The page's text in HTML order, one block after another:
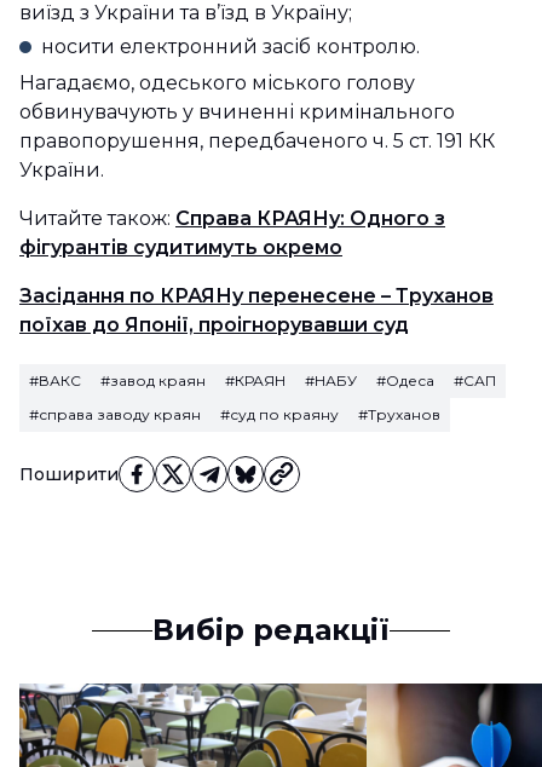
Поширити
виїзд з України та в’їзд в Україну;
носити електронний засіб контролю.
Нагадаємо, одеського міського голову
обвинувачують у вчиненні кримінального
правопорушення, передбаченого ч. 5 ст. 191 КК
України.
Читайте також: Справа КРАЯНу: Одного з
фігурантів судитимуть окремо
Засідання по КРАЯНу перенесене – Труханов
поїхав до Японії, проігнорувавши суд
#ВАКС #завод краян #КРАЯН #НАБУ #Одеса
#САП
#справа заводу краян
#суд по краяну #Труханов
Вибір редакції